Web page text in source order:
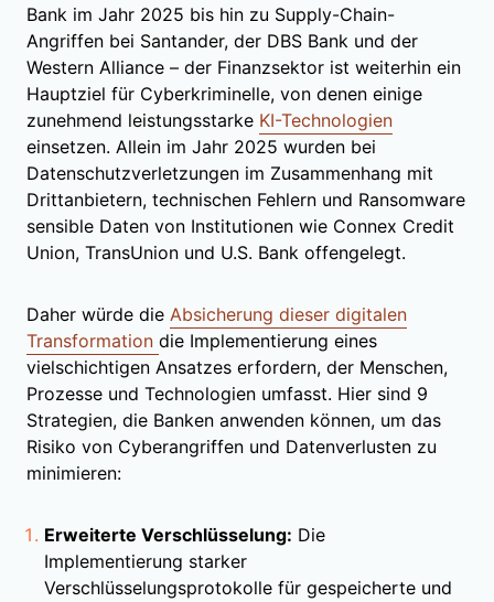
Bank im Jahr 2025 bis hin zu Supply-Chain-
Angriffen bei Santander, der DBS Bank und der
Western Alliance – der Finanzsektor ist weiterhin ein
Hauptziel für Cyberkriminelle, von denen einige
zunehmend leistungsstarke KI-Technologien
einsetzen. Allein im Jahr 2025 wurden bei
Datenschutzverletzungen im Zusammenhang mit
Drittanbietern, technischen Fehlern und Ransomware
sensible Daten von Institutionen wie Connex Credit
Union, TransUnion und U.S. Bank offengelegt.
Daher würde die Absicherung dieser digitalen
Transformation die Implementierung eines
vielschichtigen Ansatzes erfordern, der Menschen,
Prozesse und Technologien umfasst. Hier sind 9
Strategien, die Banken anwenden können, um das
Risiko von Cyberangriffen und Datenverlusten zu
minimieren:
Erweiterte Verschlüsselung: Die
Implementierung starker
Verschlüsselungsprotokolle für gespeicherte und